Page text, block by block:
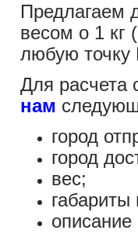
Предлагаем
весом о 1 кг
любую точку
Для расчета
нам
город
город
вес;
описание